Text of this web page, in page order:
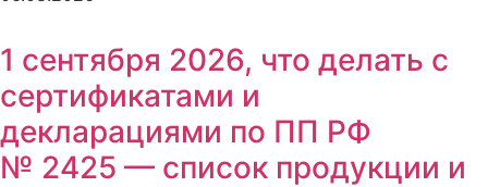
1 сентября 2026, что делать с
сертификатами и
декларациями по ПП РФ
№ 2425 — список продукции и